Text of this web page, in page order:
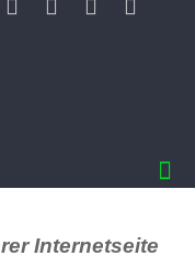
AGB
Internetseite